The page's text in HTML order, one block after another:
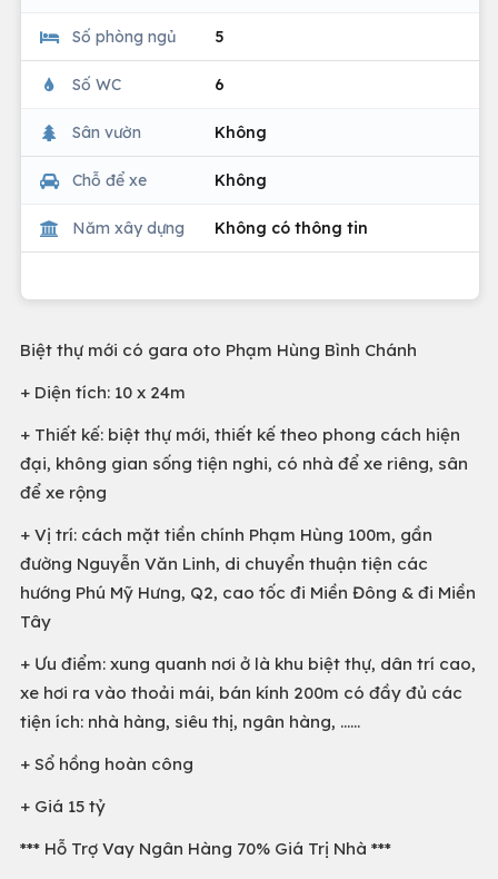
Số phòng ngủ 5
Số WC 6
Sân vườn Không
Chỗ để xe Không
Năm xây dựng Không có thông tin
Biệt thự mới có gara oto Phạm Hùng Bình Chánh
+ Diện tích: 10 x 24m
+ Thiết kế: biệt thự mới, thiết kế theo phong cách hiện
đại, không gian sống tiện nghi, có nhà để xe riêng, sân
để xe rộng
+ Vị trí: cách mặt tiền chính Phạm Hùng 100m, gần
đường Nguyễn Văn Linh, di chuyển thuận tiện các
hướng Phú Mỹ Hưng, Q2, cao tốc đi Miền Đông & đi Miền
Tây
+ Ưu điểm: xung quanh nơi ở là khu biệt thự, dân trí cao,
xe hơi ra vào thoải mái, bán kính 200m có đầy đủ các
tiện ích: nhà hàng, siêu thị, ngân hàng, ……
+ Sổ hồng hoàn công
+ Giá 15 tỷ
*** Hỗ Trợ Vay Ngân Hàng 70% Giá Trị Nhà ***